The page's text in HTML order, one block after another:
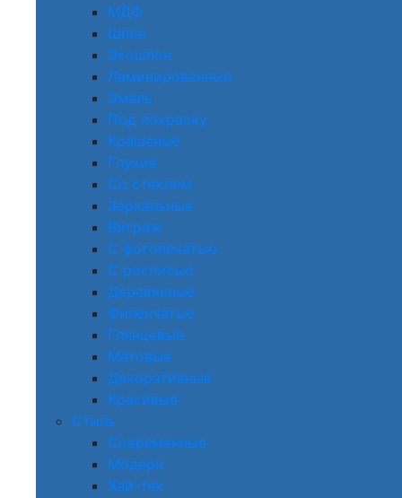
МДФ
Шпон
Экошпон
Ламинированные
Эмаль
Под покраску
Крашеные
Глухие
Со стеклом
Зеркальные
Витраж
С фотопечатью
С росписью
Деревянные
Филенчатые
Глянцевые
Матовые
Декоративные
Красивые
Стиль
Современные
Модерн
Хай-тек